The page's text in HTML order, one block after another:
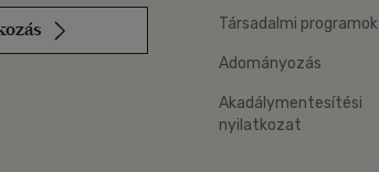
a LinkedInen
Társadalmi programok
Adományozás
Akadálymentesítési
nyilatkozat